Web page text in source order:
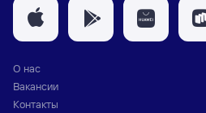
О нас
Вакансии
Контакты